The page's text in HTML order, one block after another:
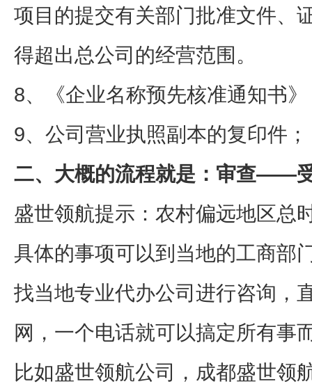
项目的提交有关部门批准文件、
得超出总公司的经营范围。
8、《企业名称预先核准通知书
9、公司营业执照副本的复印件；
二、大概的流程就是：审查——
盛世领航提示：农村偏远地区总
具体的事项可以到当地的工商部
找当地专业代办公司进行咨询，
网，一个电话就可以搞定所有事
比如盛世领航公司，成都盛世领